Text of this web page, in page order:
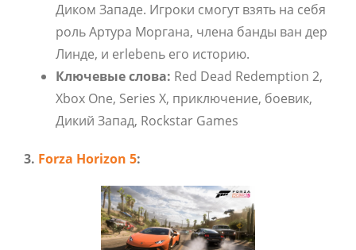
Диком Западе. Игроки смогут взять на себя
роль Артура Моргана, члена банды ван дер
Линде, и erlebenь его историю.
Ключевые слова: Red Dead Redemption 2,
Xbox One, Series X, приключение, боевик,
Дикий Запад, Rockstar Games
3. Forza Horizon 5: